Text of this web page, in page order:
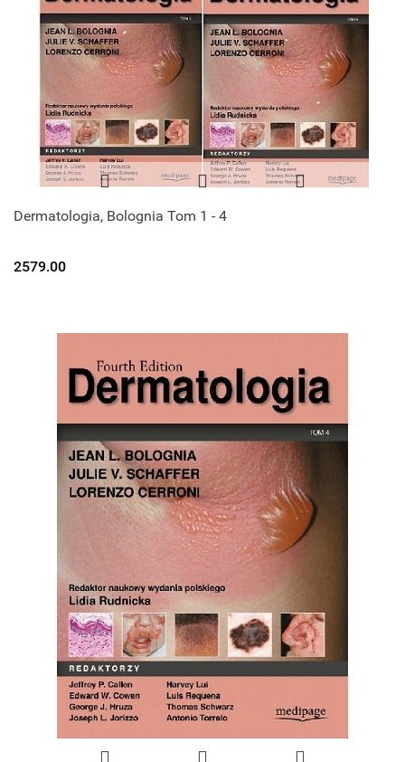
Dermatologia, Bolognia Tom 1 - 4
2579.00